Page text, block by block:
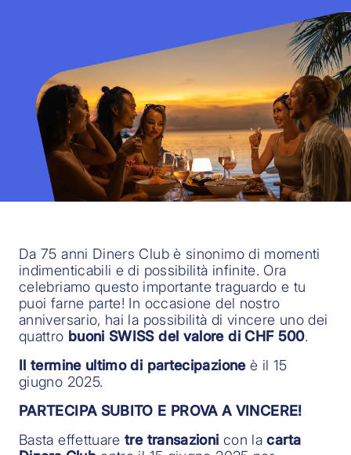
Da 75 anni Diners Club è sinonimo di momenti
indimenticabili e di possibilità infinite. Ora
celebriamo questo importante traguardo e tu
puoi farne parte! In occasione del nostro
anniversario, hai la possibilità di vincere uno dei
quattro buoni SWISS del valore di CHF 500.
Il termine ultimo di partecipazioneè il 15
giugno 2025.
PARTECIPA SUBITO E PROVA A VINCERE!
Basta effettuaretre transazioni con lacarta